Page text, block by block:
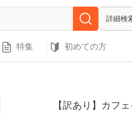
詳細検
特集 初めての方
【訳あり】カフ